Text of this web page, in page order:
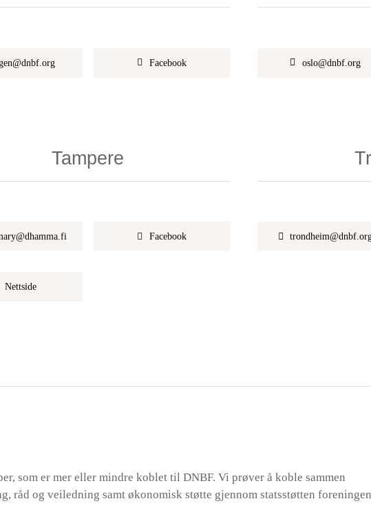
Facebook oslo@dnbf.org
Tampere
Facebook
Nettside
som er mer eller mindre koblet til DNBF. Vi prøver å koble sammen
råd og veiledning samt økonomisk støtte gjennom statsstøtten foreningen